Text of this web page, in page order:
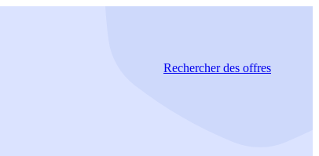
Rechercherdes offres